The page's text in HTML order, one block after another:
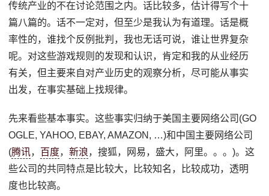
传统产业的不在讨论范围之内。话比较多，估计得写个十
篇八篇的。话不一定对，但至少是我认为有道理。话是概
率性的，谁找个反例批判，我也无话可说，谁让世界复杂
呢。对这些游戏规则的发现和认识，肯定和我的从业经历
有关，但主要来自对产业历史的观察分析，尽可能从事实
出发，在事实基础上找规律。
先来看些基本事实。这些事实归纳于美国主要网络公司(GO
OGLE, YAHOO, EBAY, AMAZON, …)和中国主要网络公司
(腾讯， 百度，新浪，搜狐，网易，盛大，阿里。。。)。这
些公司的共同特点是比较大，比较知名，比较成功，透明
度也比较高。